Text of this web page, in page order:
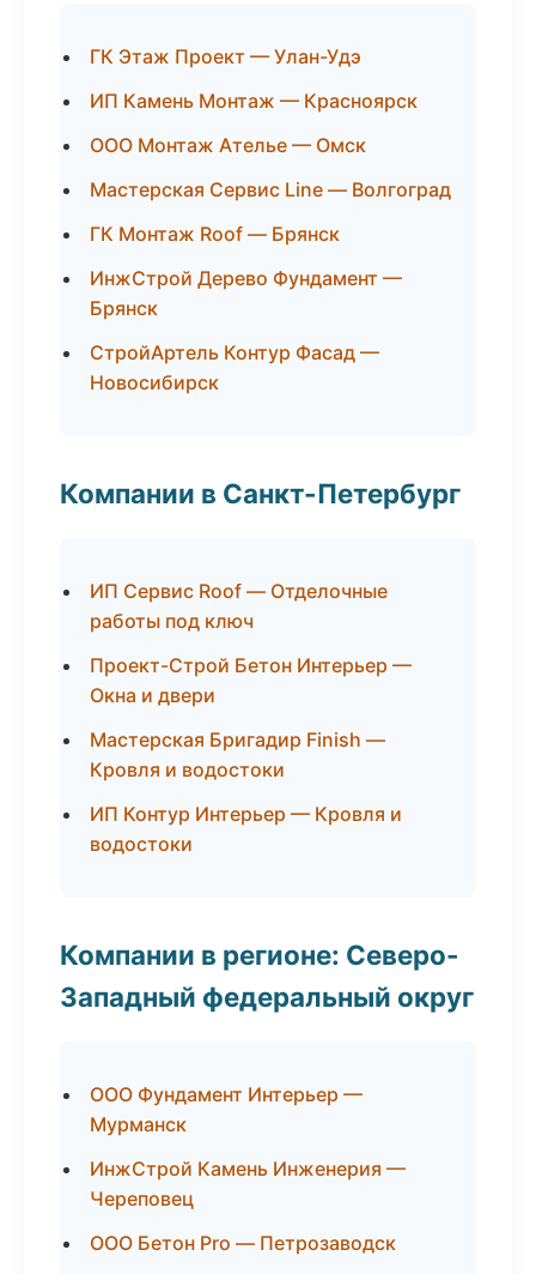
ГК Этаж Проект — Улан-Удэ
ИП Камень Монтаж — Красноярск
ООО Монтаж Ателье — Омск
Мастерская Сервис Line — Волгоград
ГК Монтаж Roof — Брянск
ИнжСтрой Дерево Фундамент —
Брянск
СтройАртель Контур Фасад —
Новосибирск
Компании в Санкт-Петербург
ИП Сервис Roof — Отделочные
работы под ключ
Проект-Строй Бетон Интерьер —
Окна и двери
Мастерская Бригадир Finish —
Кровля и водостоки
ИП Контур Интерьер — Кровля и
водостоки
Компании в регионе: Северо-
Западный федеральный округ
ООО Фундамент Интерьер —
Мурманск
ИнжСтрой Камень Инженерия —
Череповец
ООО Бетон Pro — Петрозаводск